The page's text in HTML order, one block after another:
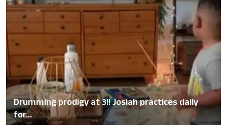
Drumming prodigy at 3!! Josiah practices daily
for...